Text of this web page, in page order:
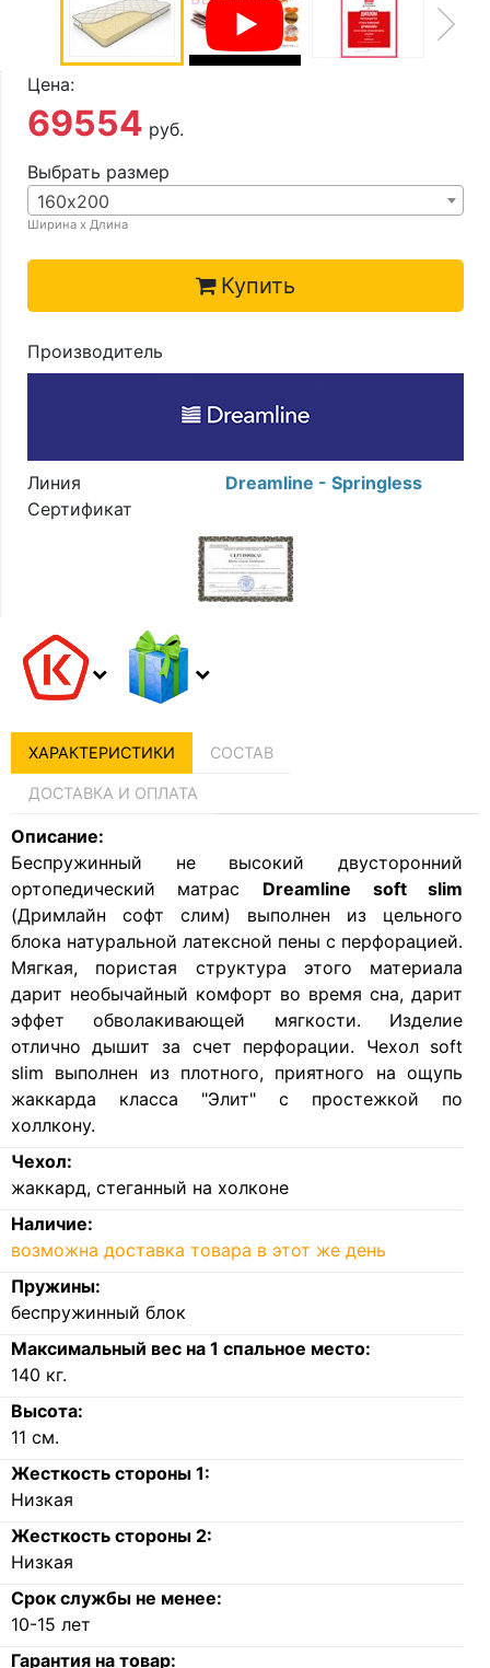
Цена:
69554 руб.
Выбрать размер
160х200
Ширина х Длина
Купить
Производитель
Линия
Dreamline - Springless
Сертификат
ХАРАКТЕРИСТИКИ СОСТАВ
ДОСТАВКА И ОПЛАТА
Описание:
Беспружинный не высокий двусторонний
ортопедический матрас Dreamline soft slim
(Дримлайн софт слим) выполнен из цельного
блока натуральной латексной пены с перфорацией.
Мягкая, пористая структура этого материала
дарит необычайный комфорт во время сна, дарит
эффет обволакивающей мягкости. Изделие
отлично дышит за счет перфорации. Чехол soft
slim выполнен из плотного, приятного на ощупь
жаккарда класса "Элит" с простежкой по
холлкону.
Чехол:
жаккард, стеганный на холконе
Наличие:
возможна доставка товара в этот же день
Пружины:
беспружинный блок
Максимальный вес на 1 спальное место:
140 кг.
Высота:
11 см.
Жесткость стороны 1:
Низкая
Жесткость стороны 2:
Низкая
Срок службы не менее:
10-15 лет
Гарантия на товар: